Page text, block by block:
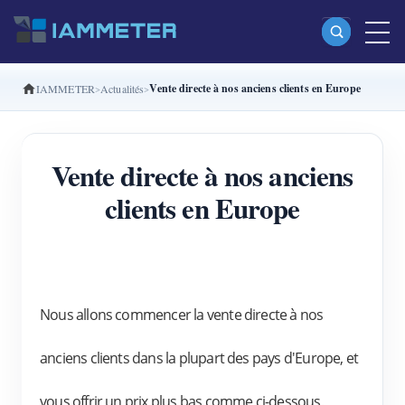
Produits
Compteur d’énergie Wi-Fi monophasé (WEM3080)
Compteur d’énergie Wi-Fi split-phase (WEM2067)
Compteur d’énergie Wi-Fi triphasé (WEM3080T)
Contrôleur de puissance WiFi
IAMMETER Actualités Vente directe à nos anciens clients en Europe
Vente directe à nos anciens
clients en Europe
Nous allons commencer la vente directe à nos
anciens clients dans la plupart des pays d'Europe, et